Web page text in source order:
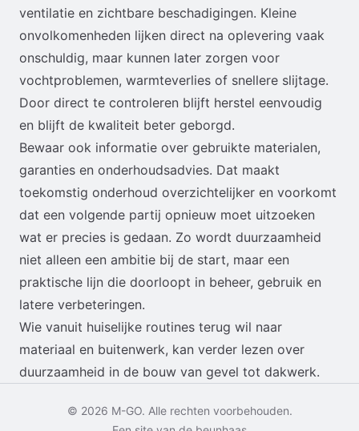
ventilatie en zichtbare beschadigingen. Kleine
onvolkomenheden lijken direct na oplevering vaak
onschuldig, maar kunnen later zorgen voor
vochtproblemen, warmteverlies of snellere slijtage.
Door direct te controleren blijft herstel eenvoudig
en blijft de kwaliteit beter geborgd.
Bewaar ook informatie over gebruikte materialen,
garanties en onderhoudsadvies. Dat maakt
toekomstig onderhoud overzichtelijker en voorkomt
dat een volgende partij opnieuw moet uitzoeken
wat er precies is gedaan. Zo wordt duurzaamheid
niet alleen een ambitie bij de start, maar een
praktische lijn die doorloopt in beheer, gebruik en
latere verbeteringen.
Wie vanuit huiselijke routines terug wil naar
materiaal en buitenwerk, kan verder lezen over
duurzaamheid in de bouw van gevel tot dakwerk.
© 2026 M-GO. Alle rechten voorbehouden.